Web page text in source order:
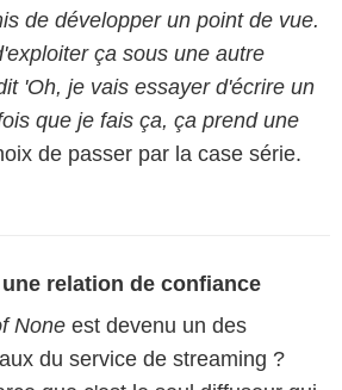
de développer un point de vue.
ça sous une autre
'Oh, je vais essayer d'écrire un
que je fais ça, ça prend une
de passer par la case série.
relation de confiance
None est devenu un des
du service de streaming ?